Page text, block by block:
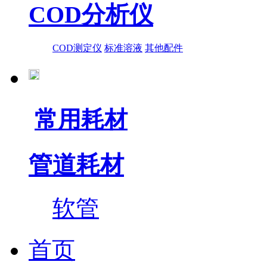
COD分析仪
COD测定仪 标准溶液 其他配件
常用耗材
管道耗材
软管
首页